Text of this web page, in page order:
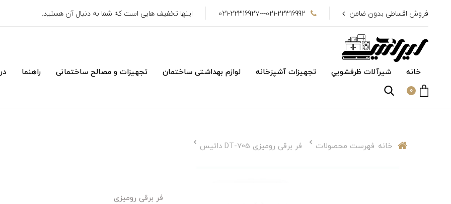
فروش اقساطی بدون ضامن 021-22316992---021-22316927 اینها تخفیف هایی است که شما به دنبال آن هستید.
خانه شیرآلات ظرفشويي تجهیزات آشپزخانه لوازم بهداشتی ساختمان تجهیزات و مصالح ساختمانی راهنما
0
خانه فهرست محصولات فر برقی رومیزی DT-705 داتیس
فر برقی رومیزی